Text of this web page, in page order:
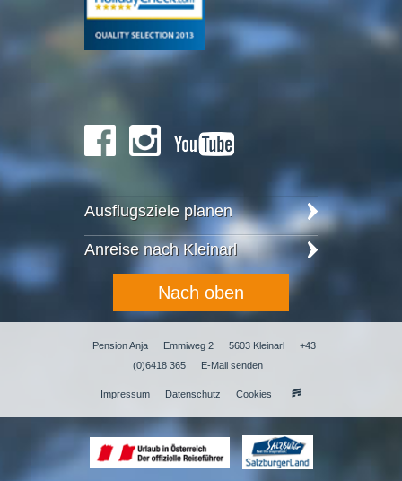
Ausflugsziele planen
Anreise nach Kleinarl
Nach oben
Pension Anja Emmiweg 2 5603 Kleinarl
+43
(0)6418 365
E-Mail senden
Impressum Datenschutz Cookies